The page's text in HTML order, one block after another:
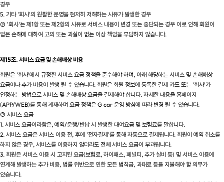
경우
5. 기타 '회사'의 원활한 운영을 현저히 저해하는 사유가 발생한 경우
③ '회사'는 제1항 또는 제2항의 사유로 서비스 내용이 변경 또는 중단되는 경우 이로 인해 회원이
입은 손해에 대하여 고의 또는 과실이 없는 이상 책임을 부담하지 않습니다.
제15조. 서비스 요금 및 손해배상 비용
회원은 '회사'에서 규정한 서비스 요금 정책을 준수해야 하며, 아래 해당하는 서비스 및 손해배상
요금이나 추가 비용이 발생 될 수 있습니다. 회원은 회원 정보에 등록한 결제 카드 또는 '회사'가
인정하는 방법으로 서비스 및 손해배상 요금을 결제해야 합니다. 자세한 내용을 홈페이지
(APP/WEB)를 통해 게재하며 요금 정책은 G car 운영 방침에 따라 변경 될 수 있습니다.
① 서비스 요금
1. 서비스 요금이라함은, 예약/운행/반납 시 발생한 대여요금 및 보험료를 말합니다.
2. 서비스 요금은 서비스 이용 전, 후에 '전자결제'를 통해 자동으로 결제됩니다. 회원이 예약 취소를
하지 않은 경우, 서비스를 이용하지 않더라도 전체 서비스 요금이 부과됩니다.
3. 회원은 서비스 이용 시 고지된 요금(보험료, 하이패스, 페널티, 추가 실비 등) 및 서비스 이용에
연계해 발생하는 추가 비용, 법률 위반으로 인한 모든 범칙금, 과태료 등을 지불해야 할 의무가
있습니다.